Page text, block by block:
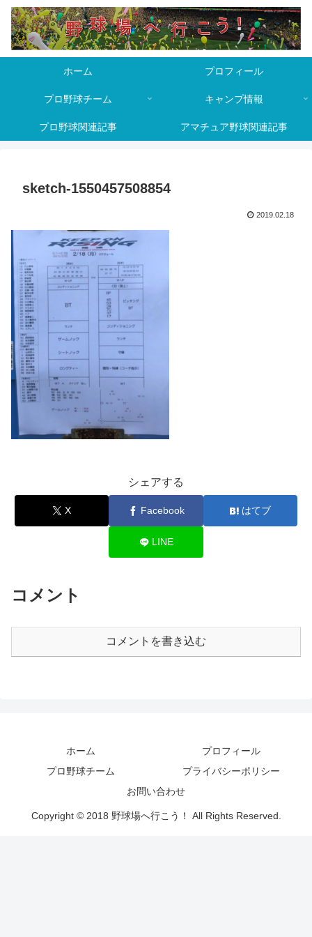
ホーム プロフィール
プロ野球チーム キャンプ情報
プロ野球関連記事 アマチュア野球関連記事
sketch-1550457508854
2019.02.18
シェアする
X Facebook はてブ
LINE
コメント
コメントを書き込む
ホーム
プロフィール
プロ野球チーム
プライバシーポリシー
お問い合わせ
Copyright © 2018 野球場へ行こう！ All Rights Reserved.